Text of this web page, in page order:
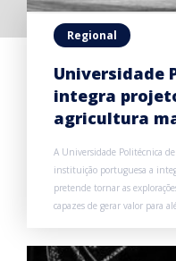
Regional
Universidade
integra
agricultura
A Universidade Politécnica
instituição portuguesa a
pretende tornar as
capazes de gerar valor para